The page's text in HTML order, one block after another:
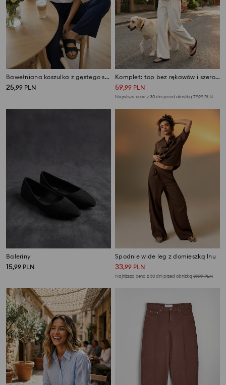
Bawełniana koszulka z gęstego splotu Interlock
25,99 PLN
Komplet: top bez rękawów i szerokie spodnie z domieszką wiskozy
59,99 PLN
Najniższa cena z 30 dni przed obniżką 79,99PLN
Baleriny
15,99 PLN
Spodnie wide leg z domieszką lnu
33,99 PLN
Najniższa cena z 30 dni przed obniżką 39,99PLN